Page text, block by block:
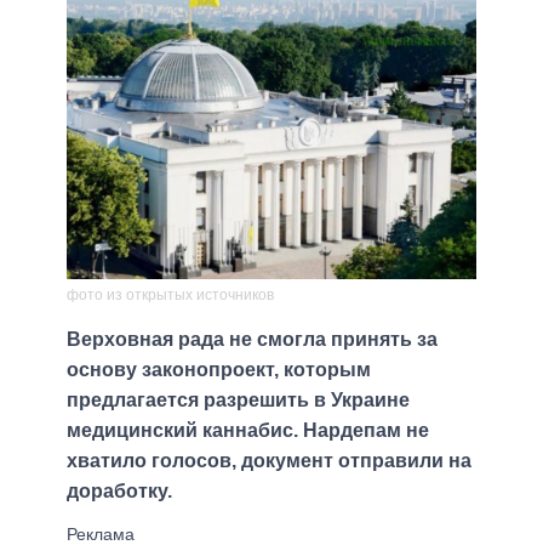
фото из открытых источников
Верховная рада не смогла принять за
основу законопроект, которым
предлагается разрешить в Украине
медицинский каннабис. Нардепам не
хватило голосов, документ отправили на
доработку.